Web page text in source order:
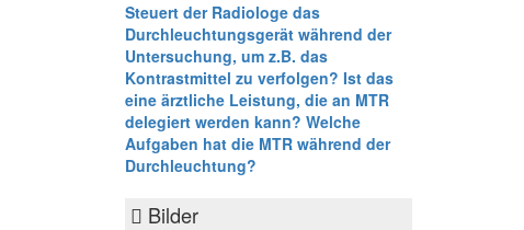
Steuert der Radiologe das
Durchleuchtungsgerät während der
Untersuchung, um z.B. das
Kontrastmittel zu verfolgen? Ist das
eine ärztliche Leistung, die an MTR
delegiert werden kann? Welche
Aufgaben hat die MTR während der
Durchleuchtung?
Bilder